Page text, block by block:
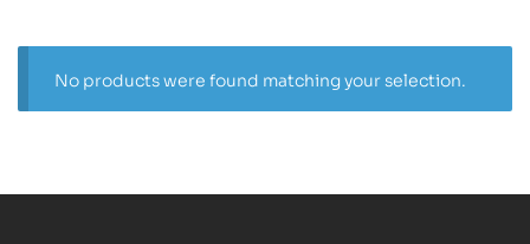
No products were found matching your selection.